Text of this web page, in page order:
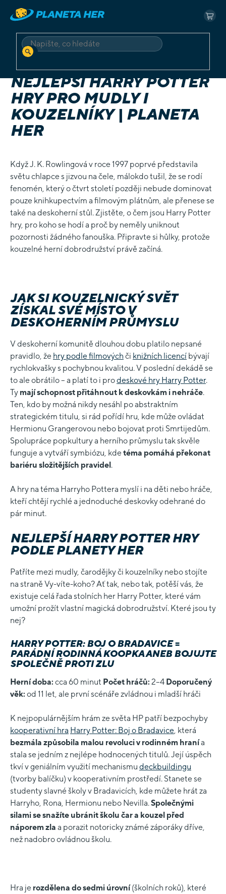
HLEDAT
NEJLEPŠÍ HARRY POTTER
HRY PRO MUDLY I
KOUZELNÍKY | PLANETA
HER
Když J. K. Rowlingová v roce 1997 poprvé představila
světu chlapce s jizvou na čele, málokdo tušil, že se rodí
fenomén, který o čtvrt století později nebude dominovat
pouze knihkupectvím a filmovým plátnům, ale přenese se
také na deskoherní stůl. Zjistěte, o čem jsou Harry Potter
hry, pro koho se hodí a proč by neměly uniknout
pozornosti žádného fanouška. Připravte si hůlky, protože
kouzelné herní dobrodružství právě začíná.
JAK SI KOUZELNICKÝ SVĚT
ZÍSKAL SVÉ MÍSTO V
DESKOHERNÍM PRŮMYSLU
V deskoherní komunitě dlouhou dobu platilo nepsané
pravidlo, že hry podle filmových či knižních licencí bývají
rychlokvašky s pochybnou kvalitou. V poslední dekádě se
to ale obrátilo – a platí to i prodeskové hry Harry Potter.
Ty mají schopnost přitáhnout k deskovkám i nehráče.
Ten, kdo by možná nikdy nesáhl po abstraktním
strategickém titulu, si rád pořídí hru, kde může ovládat
Hermionu Grangerovou nebo bojovat proti Smrtijedům.
Spolupráce popkultury a herního průmyslu tak skvěle
funguje a vytváří symbiózu, kdetéma pomáhá překonat
bariéru složitějších pravidel.
A hry na téma Harryho Pottera myslí i na děti nebo hráče,
kteří chtějí rychlé a jednoduché deskovky odehrané do
pár minut.
NEJLEPŠÍ HARRY POTTER HRY
PODLE PLANETY HER
Patříte mezi mudly, čarodějky či kouzelníky nebo stojíte
na straně Vy-víte-koho? Ať tak, nebo tak, potěší vás, že
existuje celá řada stolních her Harry Potter, které vám
umožní prožít vlastní magická dobrodružství. Které jsou ty
nej?
HARRY POTTER: BOJ O BRADAVICE =
PARÁDNÍ RODINNÁ KOOPKA ANEB BOJUJTE
SPOLEČNĚ PROTI ZLU
Herní doba: cca 60 minut Počet hráčů: 2–4 Doporučený
věk: od 11 let, ale první scénáře zvládnou i mladší hráči
K nejpopulárnějším hrám ze světa HP patří bezpochyby
kooperativní hra Harry Potter: Boj o Bradavice, která
bezmála způsobila malou revoluci v rodinném hranía
stala se jedním z nejlépe hodnocených titulů. Její úspěch
tkví v geniálním využití mechanismu deckbuildingu
(tvorby balíčku) v kooperativním prostředí. Stanete se
studenty slavné školy v Bradavicích, kde můžete hrát za
Harryho, Rona, Hermionu nebo Nevilla.Společnými
silami se snažíte ubránit školu čar a kouzel před
náporem zla a porazit notoricky známé záporáky dříve,
než nadobro ovládnou školu.
Hra je rozdělena do sedmi úrovní(školních roků), které